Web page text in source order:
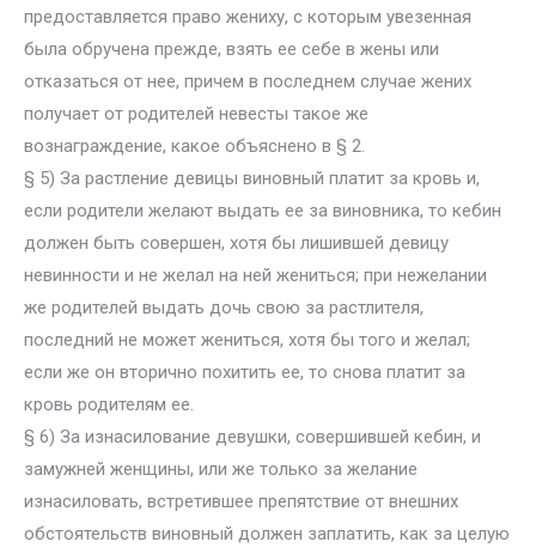
предоставляется право жениху, с которым увезенная
была обручена прежде, взять ее себе в жены или
отказаться от нее, причем в последнем случае жених
получает от родителей невесты такое же
вознаграждение, какое объяснено в § 2.
§ 5) За растление девицы виновный платит за кровь и,
если родители желают выдать ее за виновника, то кебин
должен быть совершен, хотя бы лишившей девицу
невинности и не желал на ней жениться; при нежелании
же родителей выдать дочь свою за растлителя,
последний не может жениться, хотя бы того и желал;
если же он вторично похитить ее, то снова платит за
кровь родителям ее.
§ 6) За изнасилование девушки, совершившей кебин, и
замужней женщины, или же только за желание
изнасиловать, встретившее препятствие от внешних
обстоятельств виновный должен заплатить, как за целую